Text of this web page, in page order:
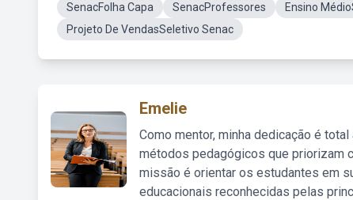
SenacFolha Capa
SenacProfessores Ensino
Projeto De VendasSeletivo Senac
Emelie
Como mentor, minha dedicação é
métodos pedagógicos que priorizam
missão é orientar os estudantes em
educacionais reconhecidas pelas